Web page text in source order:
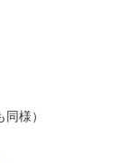
様）